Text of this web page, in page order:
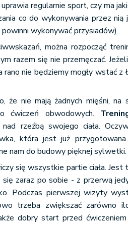
regularnie sport, czy ma
co do wykonywania przez nią
wykonywać przysiadów).
można rozpocząć
razem się nie przemęczać.
rano nie będziemy mogły wstać z
że nie mają żadnych mięśni, na
ćwiczeń obwodowych.
rzeźbą swojego ciała.
która jest już
nam do budowy pięknej sylwetki.
się wszystkie partie ciała. Jest
zaraz po sobie - z przerwą
Podczas pierwszej wizyty
trzeba zwiększać zarówno
dobry start przed ćwiczeniem